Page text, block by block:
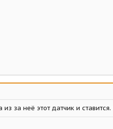
за неё этот датчик и